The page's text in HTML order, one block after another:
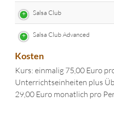
Salsa Club
Salsa Club Advanced
Kosten
Kurs: einmalig 75,00 Euro
Unterrichtseinheiten plus
29,00 Euro monatlich pro